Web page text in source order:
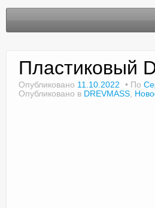
Пластиковый
Опубликовано 11.10.2022 По
Опубликовано в DREVMASS